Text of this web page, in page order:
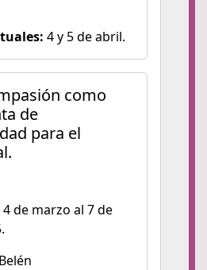
4 y 5 de abril.
como
de
para el
4 de marzo al 7 de
Belén